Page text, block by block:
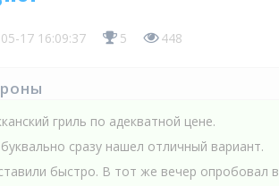
17 16:09:37 5 448
гриль по адекватной цене.
сразу нашел отличный вариант.
быстро. В тот же вечер опробовал в